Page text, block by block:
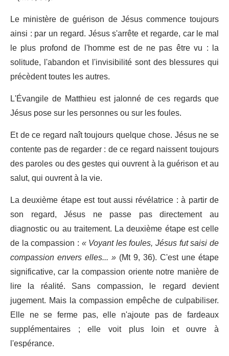
Le ministère de guérison de Jésus commence toujours
ainsi : par un regard. Jésus s'arrête et regarde, car le mal
le plus profond de l'homme est de ne pas être vu : la
solitude, l'abandon et l'invisibilité sont des blessures qui
précèdent toutes les autres.
L'Évangile de Matthieu est jalonné de ces regards que
Jésus pose sur les personnes ou sur les foules.
Et de ce regard naît toujours quelque chose. Jésus ne se
contente pas de regarder : de ce regard naissent toujours
des paroles ou des gestes qui ouvrent à la guérison et au
salut, qui ouvrent à la vie.
La deuxième étape est tout aussi révélatrice : à partir de
son regard, Jésus ne passe pas directement au
diagnostic ou au traitement. La deuxième étape est celle
de la compassion :« Voyant les foules, Jésus fut saisi de
compassion envers elles... » (Mt 9, 36). C'est une étape
significative, car la compassion oriente notre manière de
lire la réalité. Sans compassion, le regard devient
jugement. Mais la compassion empêche de culpabiliser.
Elle ne se ferme pas, elle n'ajoute pas de fardeaux
supplémentaires ; elle voit plus loin et ouvre à
l'espérance.